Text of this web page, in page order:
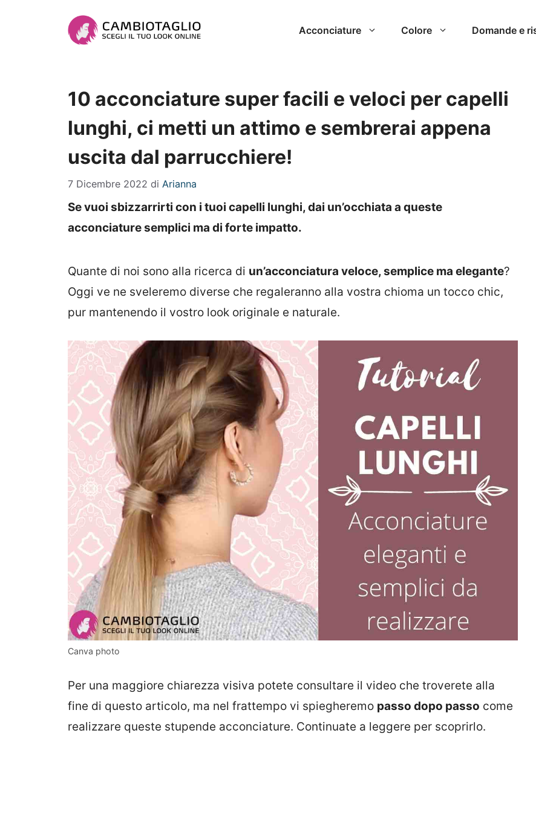
Acconciature Colore Domande e
10 acconciature super facili e veloci per capelli
lunghi, ci metti un attimo e sembrerai appena
uscita dal parrucchiere!
7 Dicembre 2022 di Arianna
Se vuoi sbizzarrirti con i tuoi capelli lunghi, dai un’occhiata a queste
acconciature semplici ma di forte impatto.
Quante di noi sono alla ricerca di un’acconciatura veloce, semplice ma elegante?
Oggi ve ne sveleremo diverse che regaleranno alla vostra chioma un tocco chic,
pur mantenendo il vostro look originale e naturale.
Canva photo
Per una maggiore chiarezza visiva potete consultare il video che troverete alla
fine di questo articolo, ma nel frattempo vi spiegheremo passo dopo passo come
realizzare queste stupende acconciature. Continuate a leggere per scoprirlo.